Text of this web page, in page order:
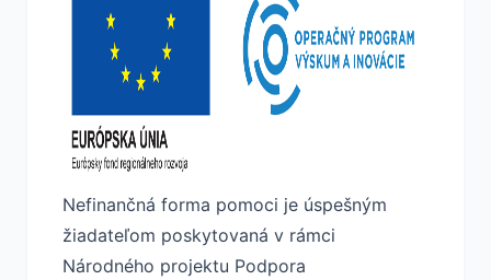
Nefinančná forma pomoci je úspešným
žiadateľom poskytovaná v rámci
Národného projektu Podpora